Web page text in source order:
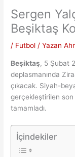
Sergen
Beşiktaş
/ Futbol / Yazan
Beşiktaş, 5 Şubat
deplasmanında
çıkacak. Siyah-
gerçekleştirilen son
tamamladı.
İçindekiler